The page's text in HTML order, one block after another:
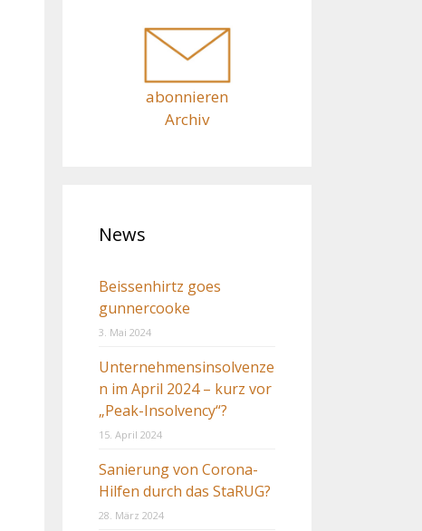
abonnieren
Archiv
News
Beissenhirtz goes
gunnercooke
3. Mai 2024
Unternehmensinsolvenze
n im April 2024 – kurz vor
„Peak-Insolvency“?
15. April 2024
Sanierung von Corona-
Hilfen durch das StaRUG?
28. März 2024